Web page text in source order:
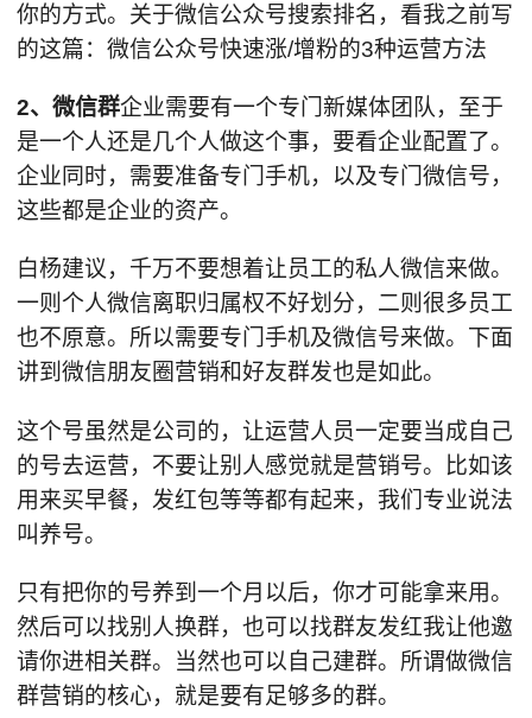
你的方式。关于微信公众号搜索排名，看我之前写
的这篇：微信公众号快速涨/增粉的3种运营方法
2、微信群企业需要有一个专门新媒体团队，至于
是一个人还是几个人做这个事，要看企业配置了。
企业同时，需要准备专门手机，以及专门微信号，
这些都是企业的资产。
白杨建议，千万不要想着让员工的私人微信来做。
一则个人微信离职归属权不好划分，二则很多员工
也不原意。所以需要专门手机及微信号来做。下面
讲到微信朋友圈营销和好友群发也是如此。
这个号虽然是公司的，让运营人员一定要当成自己
的号去运营，不要让别人感觉就是营销号。比如该
用来买早餐，发红包等等都有起来，我们专业说法
叫养号。
只有把你的号养到一个月以后，你才可能拿来用。
然后可以找别人换群，也可以找群友发红我让他邀
请你进相关群。当然也可以自己建群。所谓做微信
群营销的核心，就是要有足够多的群。